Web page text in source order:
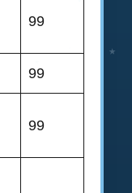
99
99
99